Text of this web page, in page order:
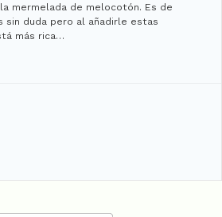
mermelada de melocotón. Es de
sin duda pero al añadirle estas
más rica…